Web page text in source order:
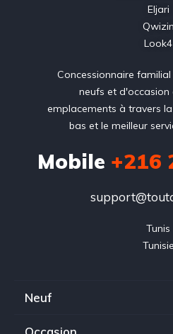
Eljari
Qwizin
Look4
Concessionnaire
neufs et d'occasion
emplacements à travers la
bas et le meilleur
Mobile +216
Tunis
Tunisie
Neuf